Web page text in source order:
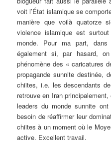
voit l’État islamique se
manière que voilà quatorze
violence islamique est
monde. Pour ma part,
également si, par hasard,
phénomène des « caricatures
propagande sunnite destinée,
chiites, i.e. les descendants
retrouve en Iran
leaders du monde sunnite ont
besoin de réaffirmer leur
chiites à un moment où le
active. Excellent travail.